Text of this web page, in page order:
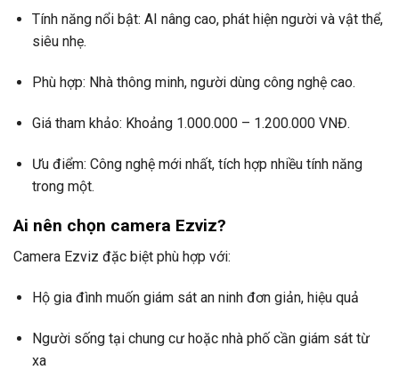
Tính năng nổi bật: AI nâng cao, phát hiện người và vật thể,
siêu nhẹ.
Phù hợp: Nhà thông minh, người dùng công nghệ cao.
Giá tham khảo: Khoảng 1.000.000 – 1.200.000 VNĐ.
Ưu điểm: Công nghệ mới nhất, tích hợp nhiều tính năng
trong một.
Ai nên chọn camera Ezviz?
Camera Ezviz đặc biệt phù hợp với:
Hộ gia đình muốn giám sát an ninh đơn giản, hiệu quả
Người sống tại chung cư hoặc nhà phố cần giám sát từ
xa